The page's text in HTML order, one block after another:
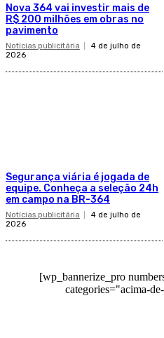
Nova 364 vai investir mais de
R$ 200 milhões em obras no
pavimento
Notícias publicitária
4 de julho de
2026
Segurança viária é jogada de
equipe. Conheça a seleção 24h
em campo na BR-364
Notícias publicitária
4 de julho de
2026
[wp_bannerize_pro
categories="acima-